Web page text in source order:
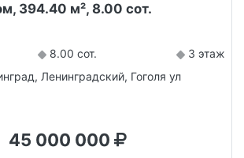
394.40 м², 8.00 сот.
8.00 сот.
3 этаж
Ленинградский, Гоголя ул
45 000 000